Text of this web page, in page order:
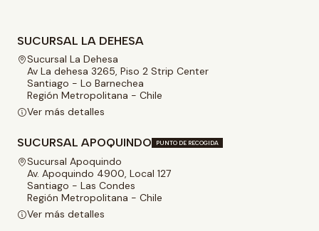
SUCURSAL LA DEHESA
Sucursal La Dehesa
Av La dehesa 3265, Piso 2 Strip Center
Santiago - Lo Barnechea
Región Metropolitana - Chile
Ver más detalles
SUCURSAL APOQUINDO PUNTO DE RECOGIDA
Sucursal Apoquindo
Av. Apoquindo 4900, Local 127
Santiago - Las Condes
Región Metropolitana - Chile
Ver más detalles